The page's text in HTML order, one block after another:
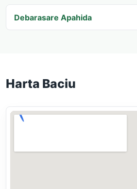
Debarasare Apahida
Harta Baciu